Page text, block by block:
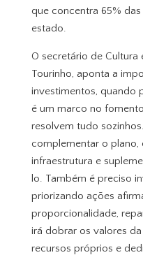
que concentra 65%
estado.
O secretário de Cultura
Tourinho, aponta a
investimentos, quando
é um marco no
resolvem tudo
complementar o
infraestrutura e
lo. Também é preciso
priorizando ações
proporcionalidade,
irá dobrar os valores
recursos próprios e